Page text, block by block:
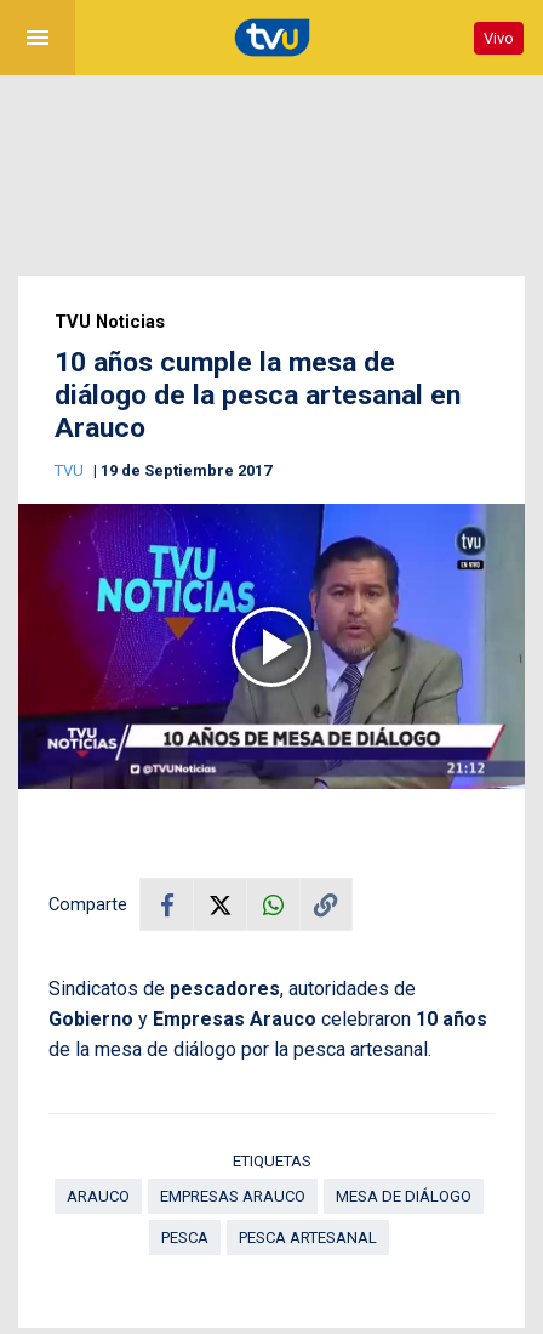
menu Vivo
TVU Noticias
10 años cumple la mesa de
diálogo de la pesca artesanal en
Arauco
TVU 19 de Septiembre 2017
Comparte
Sindicatos de pescadores, autoridades de
Gobierno y Empresas Arauco celebraron 10 años
de la mesa de diálogo por la pesca artesanal.
ETIQUETAS
ARAUCO
EMPRESAS ARAUCO MESA DE DIÁLOGO
PESCA PESCA ARTESANAL